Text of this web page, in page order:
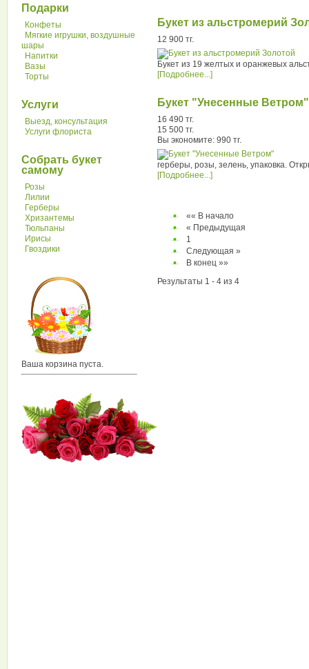
Подарки
Конфеты
Мягкие игрушки, воздушные
шары
Напитки
Вазы
Торты
Услуги
Выезд, консультация
Услуги флориста
Собрать букет
самому
Розы
Лилии
Герберы
Хризантемы
Тюльпаны
Ирисы
Гвоздики
Ваша корзина пуста.
Букет из альстромерий
12 900 тг.
Букет из 19 желтых и оранжевых
[Подробнее...]
Букет "Унесенные Ветром"
16 490 тг.
15 500 тг.
Вы экономите: 990 тг.
герберы, розы, зелень, упаковка.
[Подробнее...]
«« В начало
« Предыдущая
1
Следующая »
В конец »»
Результаты 1 - 4 из 4